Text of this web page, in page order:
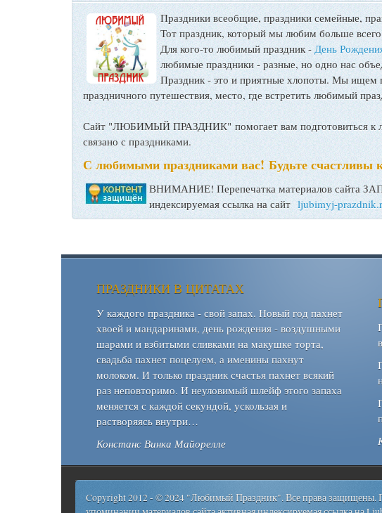
Праздники всеобщие, праздники семейные,
Тот праздник, который мы любим больше
Для кого-то любимый праздник -День
любимые праздники - разные, но одно нас
Праздник - это и приятные хлопоты. Мы ищем
праздничного путешествия, место, где встретить любимый
Сайт "ЛЮБИМЫЙ ПРАЗДНИК" помогает вам подготовиться к
связано с праздниками.
С любимыми праздниками вас! Будьте счастливы
ВНИМАНИЕ! Перепечатка материалов сайта
индексируемая ссылка на сайт ljubimyj-
ПРАЗДНИКИ В ЦИТАТАХ
У каждого праздника - свой запах. Новый год пахнет
хвоей и мандаринами, день рождения - воздушными
шарами и взбитыми сливками на макушке торта,
свадьба пахнет поцелуем, а именины пахнут
молоком. И только праздник счастья пахнет всякий
раз неповторимо. И неуловимый шлейф этого запаха
меняется с каждой секундой, ускользая и
растворяясь внутри…
Констанс Винка Майорелле
Copyright 2012 - © 2024 "Любимый Праздник". Все права защищены.